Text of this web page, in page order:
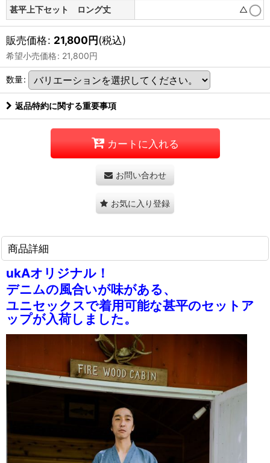
甚平上下セット ロング丈
△
販売価格: 21,800円(税込)
希望小売価格: 21,800円
数量:
返品特約に関する重要事項
カートに入れる
お問い合わせ
お気に入り登録
商品詳細
ukAオリジナル！
デニムの風合いが味がある、
ユニセックスで着用可能な甚平のセットア
ップが入荷しました。